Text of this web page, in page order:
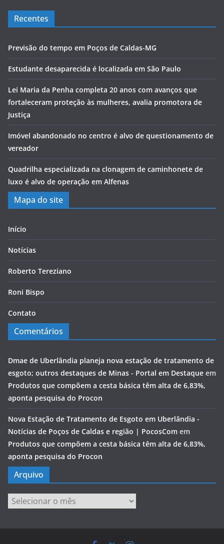
Recentes
Previsão do tempo em Poços de Caldas-MG
Estudante desaparecida é localizada em São Paulo
Lei Maria da Penha completa 20 anos com avanços que
fortaleceram proteção às mulheres, avalia promotora de
Justiça
Imóvel abandonado no centro é alvo de questionamento de
vereador
Quadrilha especializada na clonagem de caminhonete de
luxo é alvo de operação em Alfenas
Mapa do site
Início
Notícias
Roberto Tereziano
Roni Bispo
Contato
Comentários
Dmae de Uberlândia planeja nova estação de tratamento de
esgoto; outros destaques de Minas - Portal em Destaque em
Produtos que compõem a cesta básica têm alta de 6,83%,
aponta pesquisa do Procon
Nova Estação de Tratamento de Esgoto em Uberlândia -
Notícias de Poços de Caldas e região | PocosCom em
Produtos que compõem a cesta básica têm alta de 6,83%,
aponta pesquisa do Procon
Arquivo
Arquivo